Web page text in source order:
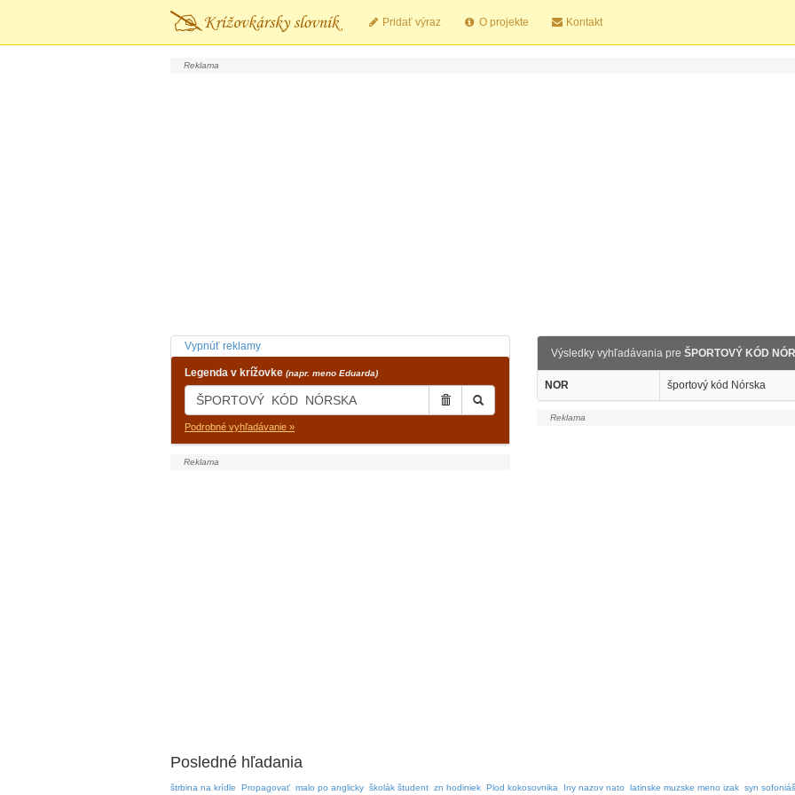
Pridať výraz O projekte Kontakt
Vypnúť reklamy
Legenda v krížovke (napr. meno Eduarda)
Podrobné vyhľadávanie »
Výsledky vyhľadávania pre ŠPORTOVÝ KÓD
NOR športový kód Nórska
Posledné hľadania
štrbina na krídle Propagovať malo po anglicky školák študent zn hodiniek Plod kokosovnika Iny nazov nato latinske muzske meno izak syn